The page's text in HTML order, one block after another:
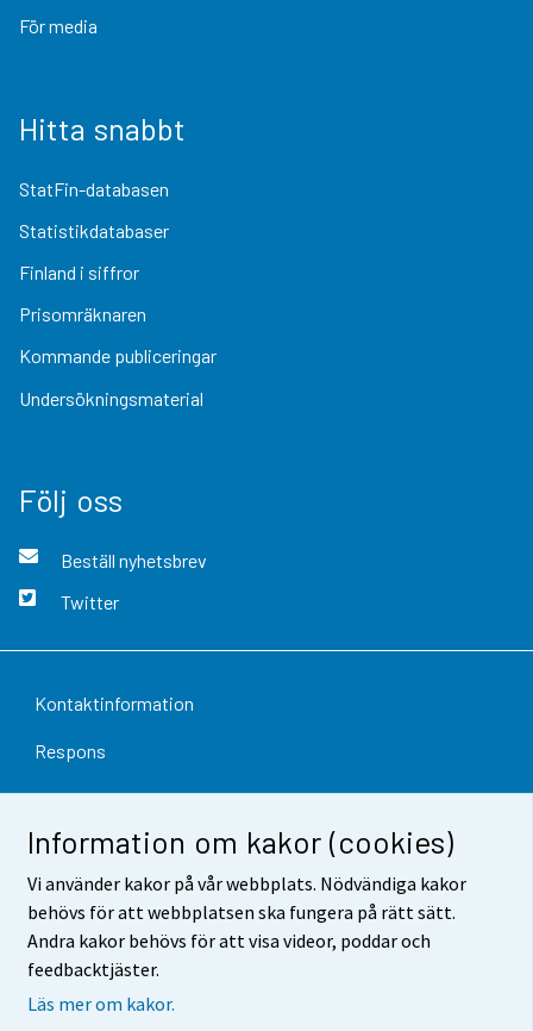
Information om kakor (cookies)
Vi använder kakor på vår webbplats. Nödvändiga kakor
behövs för att webbplatsen ska fungera på rätt sätt.
Andra kakor behövs för att visa videor, poddar och
feedbacktjäster.
Läs mer om kakor.
För media
Hitta snabbt
StatFin-databasen
Statistikdatabaser
Finland i siffror
Prisomräknaren
Kommande publiceringar
Undersökningsmaterial
Följ oss
Beställ nyhetsbrev
Twitter
Kontaktinformation
Respons
Användarvillkor
Dataskydd
Tillgänglighet
Information om webbplatsen